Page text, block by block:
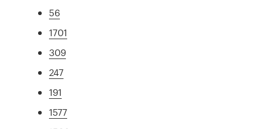
56
1701
309
247
191
1577